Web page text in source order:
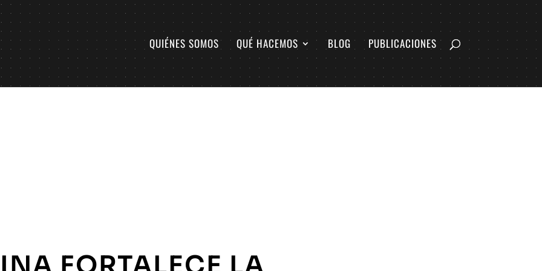
QUIÉNES SOMOS QUÉ HACEMOS BLOG PUBLICACIONES